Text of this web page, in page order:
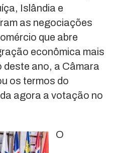
Islândia e
as negociações
que abre
econômica mais
deste ano, a Câmara
os termos do
agora a votação no
O